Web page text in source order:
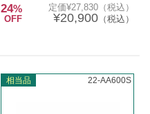
24%
OFF
定価¥27,830（税込）
¥20,900（税込）
相当品 22-AA600S